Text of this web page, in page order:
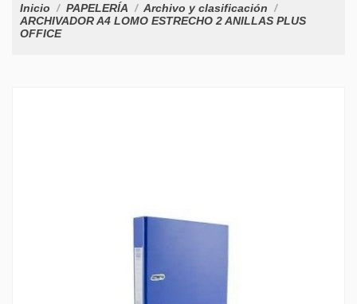
Inicio PAPELERÍA
Archivo y clasificación
ARCHIVADOR A4 LOMO ESTRECHO 2 ANILLAS PLUS
OFFICE